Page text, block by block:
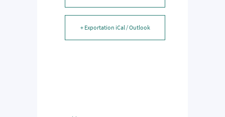
+ Exportation iCal / Outlook